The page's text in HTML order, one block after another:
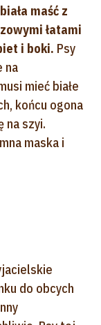
biała maść z
łatami
i boki. Psy
na
mieć białe
końcu ogona
na szyi.
maska i
do obcych